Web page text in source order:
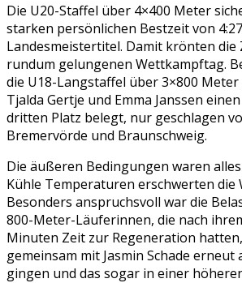
Die U20-Staffel über 4×400 Meter
starken persönlichen Bestzeit von
Landesmeistertitel. Damit krönten die
rundum gelungenen Wettkampftag.
die U18-Langstaffel über 3×800 Meter
Tjalda Gertje und Emma Janssen
dritten Platz belegt, nur geschlagen
Bremervörde und Braunschweig.
Die äußeren Bedingungen waren
Kühle Temperaturen erschwerten die
Besonders anspruchsvoll war die
800-Meter-Läuferinnen, die nach
Minuten Zeit zur Regeneration
gemeinsam mit Jasmin Schade erneut
gingen und das sogar in einer